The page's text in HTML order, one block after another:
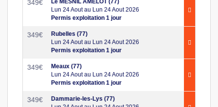
349€
Lun 24 Aout au Lun 24 Aout 2026
Permis exploitation 1 jour
349€
Rubelles (77)
Lun 24 Aout au Lun 24 Aout 2026
Permis exploitation 1 jour
349€
Meaux (77)
Lun 24 Aout au Lun 24 Aout 2026
Permis exploitation 1 jour
349€
Dammarie-les-Lys (77)